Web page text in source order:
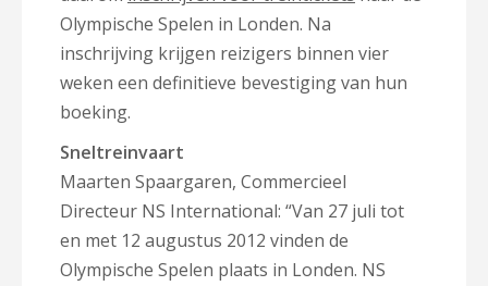
Olympische Spelen in Londen. Na
inschrijving krijgen reizigers binnen vier
weken een definitieve bevestiging van hun
boeking.
Sneltreinvaart
Maarten Spaargaren, Commercieel
Directeur NS International: “Van 27 juli tot
en met 12 augustus 2012 vinden de
Olympische Spelen plaats in Londen. NS